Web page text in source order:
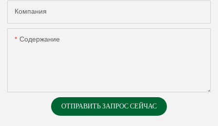
Компания
Содержание
ОТПРАВИТЬ ЗАПРОС СЕЙЧАС